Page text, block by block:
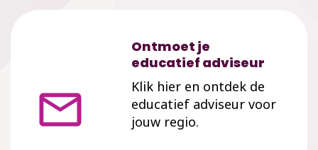
Ontmoet je
educatief adviseur
Klik hier en ontdek de
educatief adviseur voor
jouw regio.